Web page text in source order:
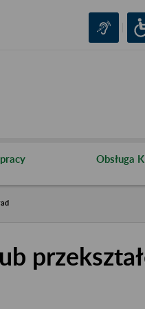
Obsługa